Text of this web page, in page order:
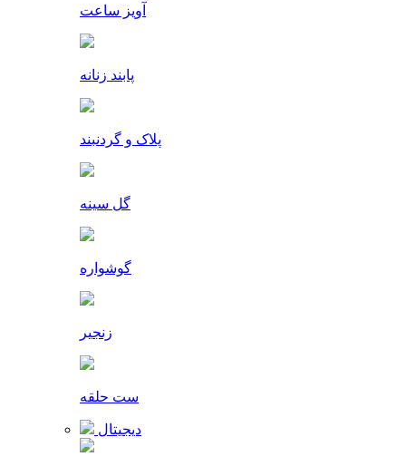
آویز ساعت
پابند زنانه
پلاک و گردنبند
گل سینه
گوشواره
زنجیر
ست حلقه
دیجیتال